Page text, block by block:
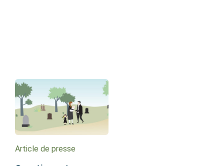
Article de presse